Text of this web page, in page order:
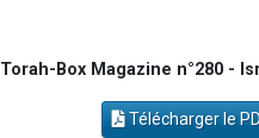
Torah-Box Magazine n°280 -
Télécharger le